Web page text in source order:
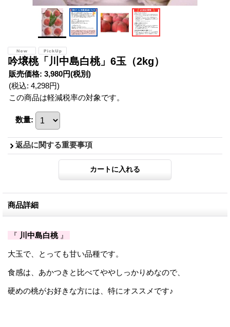
吟壌桃「川中島白桃」6玉（2kg）
販売価格: 3,980円(税別)
(税込: 4,298円)
この商品は軽減税率の対象です。
数量:
返品に関する重要事項
商品詳細
『 川中島白桃』
大玉で、とっても甘い品種です。
食感は、あかつきと比べてややしっかりめなので、
硬めの桃がお好きな方には、特にオススメです♪